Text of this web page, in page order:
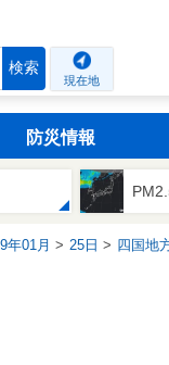
検索
現在地
防災情報
年01月 25日 四国地